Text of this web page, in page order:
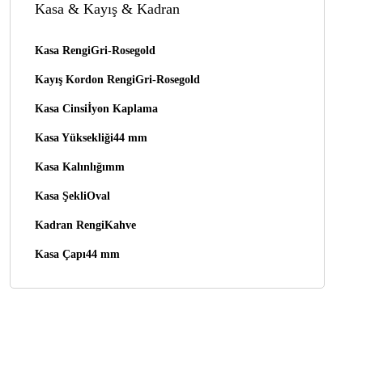
Kasa & Kayış & Kadran
Kasa RengiGri-Rosegold
Kayış Kordon RengiGri-Rosegold
Kasa Cinsiİyon Kaplama
Kasa Yüksekliği44 mm
Kasa Kalınlığımm
Kasa ŞekliOval
Kadran RengiKahve
Kasa Çapı44 mm